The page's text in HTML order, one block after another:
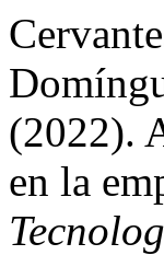
(2022).
en la